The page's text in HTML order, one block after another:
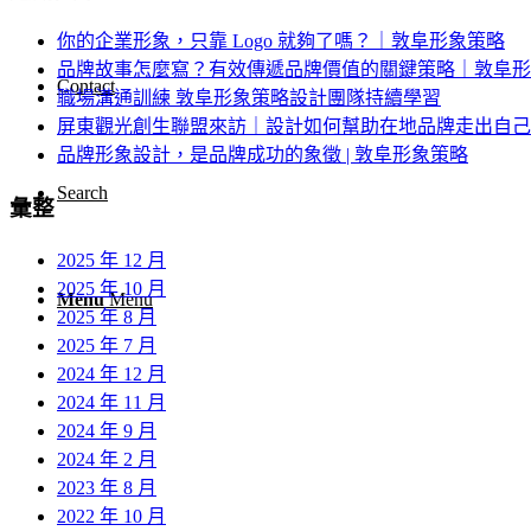
Contact
Search
Menu Menu
你的企業形象，只靠 Logo 就夠了嗎？｜敦阜形象策略
品牌故事怎麼寫？有效傳遞品牌價值的關鍵策略｜敦阜
職場溝通訓練 敦阜形象策略設計團隊持續學習
屏東觀光創生聯盟來訪｜設計如何幫助在地品牌走出自
品牌形象設計，是品牌成功的象徵 | 敦阜形象策略
彙整
2025 年 12 月
2025 年 10 月
2025 年 8 月
2025 年 7 月
2024 年 12 月
2024 年 11 月
2024 年 9 月
2024 年 2 月
2023 年 8 月
2022 年 10 月